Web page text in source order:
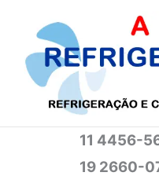
conteúdo
11 4456-
19 2660-